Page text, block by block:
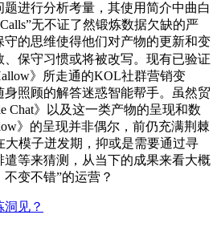
进行分析考量，其使用简介中曲白
Calls”无不证了然锻炼数据欠缺的严
的思维使得他们对产物的更新和变
、保守习惯或将被改写。现有已验证
》所走通的KOL社群营销变
照顾的解答迷惑智能帮手。虽然贸
Chat》以及这一类产物的呈现和数
》的呈现并非偶尔，前仍充满荆棘
模子迸发期，抑或是需要通过寻
等来猜测，从当下的成果来看大概
变不错”的运营？
见？